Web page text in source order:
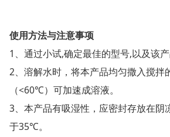
使用方法与注意事项
1、通过小试,确定最佳的型号,以及该产
2、溶解水时，将本产品均匀撒入搅拌
（<60℃）可加速成溶液。
3、本产品有吸湿性，应密封存放在阴
于35℃。